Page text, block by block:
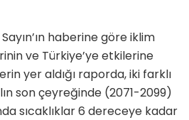
haberine göre iklim
ve Türkiye’ye etkilerine
yer aldığı raporda, iki farklı
son çeyreğinde (2071-2099)
sıcaklıklar 6 dereceye kadar